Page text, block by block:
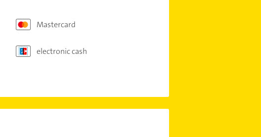
Mastercard
electronic cash